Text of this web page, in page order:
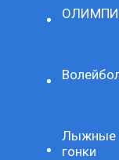
Лыжные
гонки